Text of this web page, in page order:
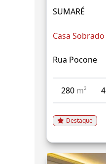
SUMARÉ
Casa Sobrado
Rua Pocone
280 m² 4
Destaque